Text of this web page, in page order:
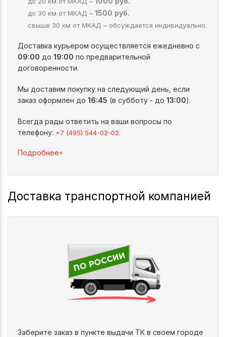
до 30 км от МКАД – 1500 руб.
свыше 30 км от МКАД – обсуждается индивидуально.
Доставка курьером осуществляется ежедневно с
09:00 до 19:00 по предварительной
договоренности.
Мы доставим покупку на следующий день, если
заказ оформлен до 16:45 (в субботу - до 13:00).
Всегда рады ответить на ваши вопросы по
телефону: +7 (495) 544-02-02.
Подробнее^
Доставка транспортной компанией
Заберите заказ в пункте выдачи ТК в своем городе